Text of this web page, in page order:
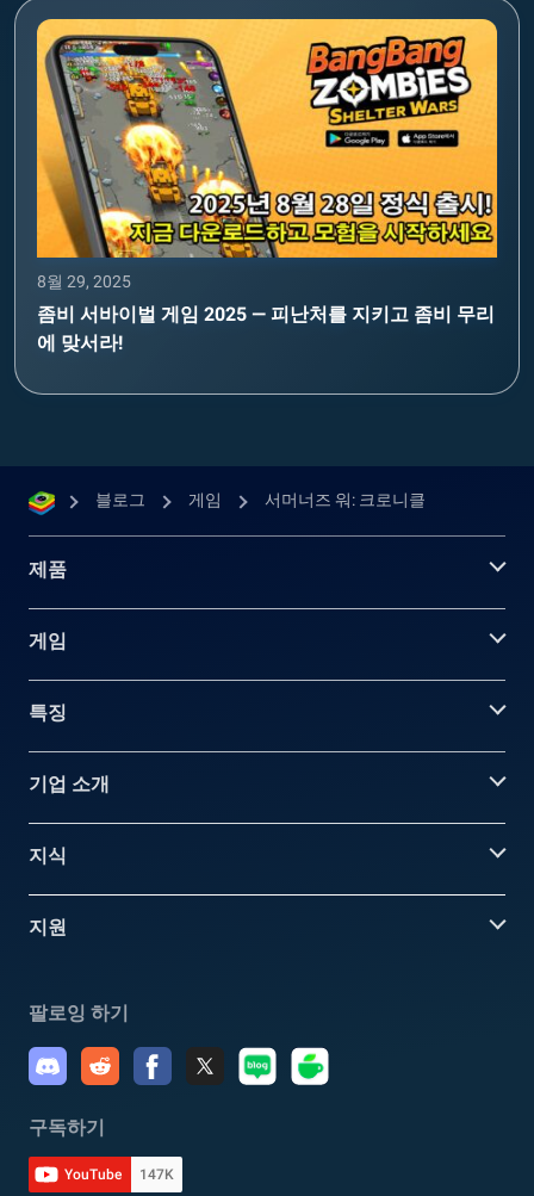
8월 29, 2025
좀비 서바이벌 게임 2025 — 피난처를 지키고 좀비 무리
에 맞서라!
블로그 게임 서머너즈 워: 크로니클
제품
게임
특징
기업 소개
지식
지원
팔로잉 하기
구독하기
YouTube 147K